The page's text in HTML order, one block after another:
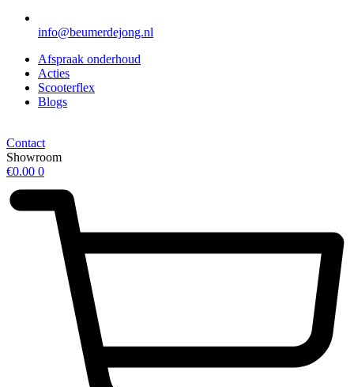
info@beumerdejong.nl
Afspraak onderhoud
Acties
Scooterflex
Blogs
Contact
Showroom
€0.00 0